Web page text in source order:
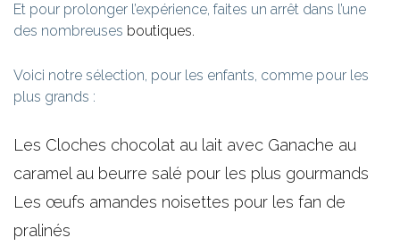
Et pour prolonger l’expérience, faites un arrêt dans l’une
des nombreuses boutiques.
Voici notre sélection, pour les enfants, comme pour les
plus grands :
Les Cloches chocolat au lait avec Ganache au
caramel au beurre salé pour les plus gourmands
Les œufs amandes noisettes pour les fan de
pralinés